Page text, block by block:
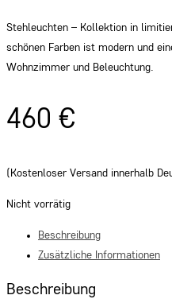
Stehleuchten – Kollektion in
schönen Farben ist modern und
Wohnzimmer und Beleuchtung.
460 €
(Kostenloser Versand innerhalb
Nicht vorrätig
Beschreibung
Zusätzliche Informationen
Beschreibung